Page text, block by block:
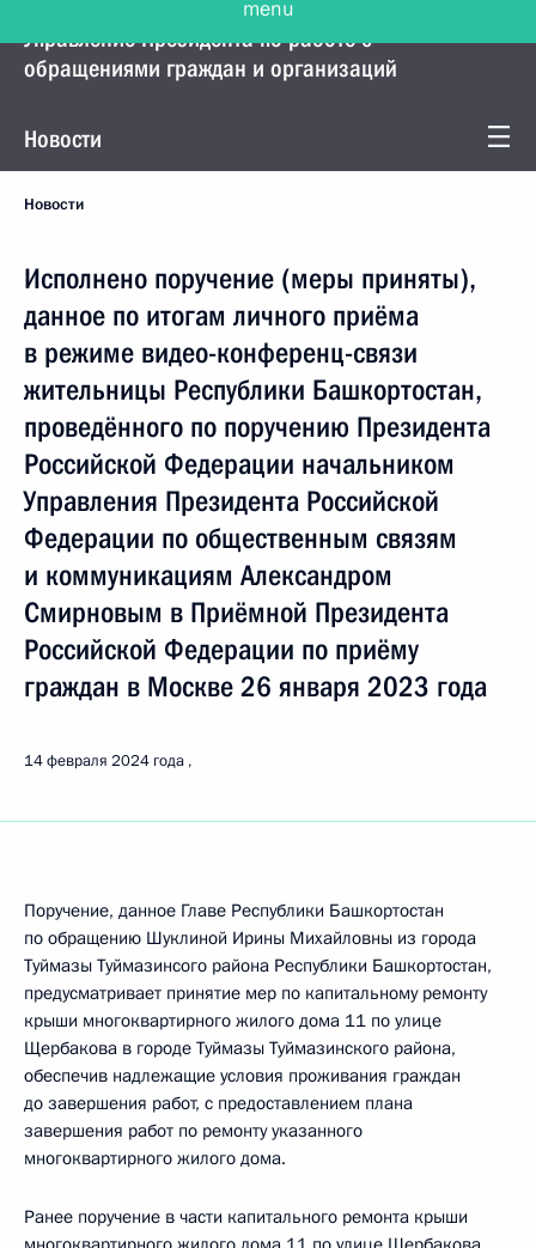
Управление Президента по работе с
обращениями граждан и организаций
Новости
Новости
Исполнено поручение (меры приняты),
данное по итогам личного приёма
в режиме видео-конференц-связи
жительницы Республики Башкортостан,
проведённого по поручению Президента
Российской Федерации начальником
Управления Президента Российской
Федерации по общественным связям
и коммуникациям Александром
Смирновым в Приёмной Президента
Российской Федерации по приёму
граждан в Москве 26 января 2023 года
14 февраля 2024 года
Поручение, данное Главе Республики Башкортостан
по обращению Шуклиной Ирины Михайловны из города
Туймазы Туймазинсого района Республики Башкортостан,
предусматривает принятие мер по капитальному ремонту
крыши многоквартирного жилого дома 11 по улице
Щербакова в городе Туймазы Туймазинского района,
обеспечив надлежащие условия проживания граждан
до завершения работ, с предоставлением плана
завершения работ по ремонту указанного
многоквартирного жилого дома.
Ранее поручение в части капитального ремонта крыши